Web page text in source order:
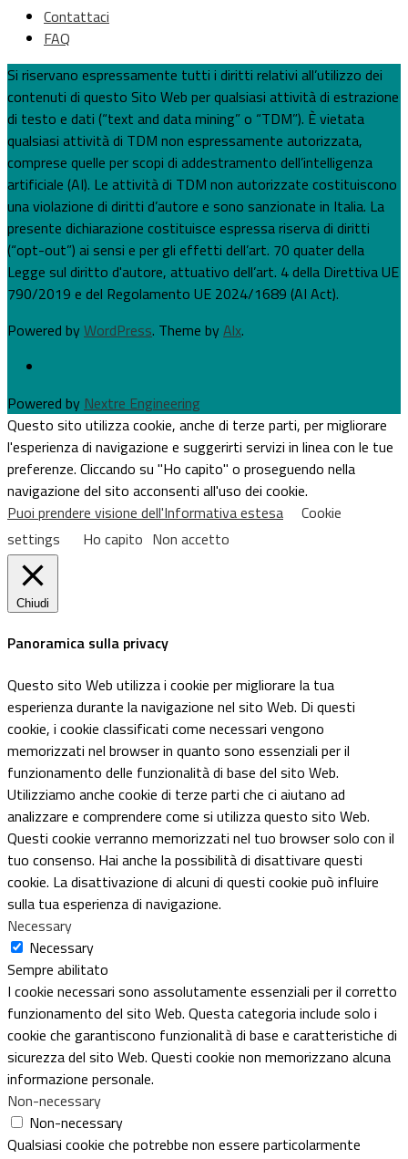
Contattaci
FAQ
Si riservano espressamente tutti i diritti relativi all’utilizzo dei
contenuti di questo Sito Web per qualsiasi attività di estrazione
di testo e dati (“text and data mining” o “TDM”). È vietata
qualsiasi attività di TDM non espressamente autorizzata,
comprese quelle per scopi di addestramento dell’intelligenza
artificiale (AI). Le attività di TDM non autorizzate costituiscono
una violazione di diritti d’autore e sono sanzionate in Italia. La
presente dichiarazione costituisce espressa riserva di diritti
(“opt-out”) ai sensi e per gli effetti dell’art. 70 quater della
Legge sul diritto d'autore, attuativo dell’art. 4 della Direttiva UE
790/2019 e del Regolamento UE 2024/1689 (AI Act).
Powered byWordPress. Theme byAlx.
Powered by Nextre Engineering
Questo sito utilizza cookie, anche di terze parti, per migliorare
l'esperienza di navigazione e suggerirti servizi in linea con le tue
preferenze. Cliccando su "Ho capito" o proseguendo nella
navigazione del sito acconsenti all'uso dei cookie.
Puoi prendere visione dell'Informativa estesa
Cookie
settings
Ho capito Non accetto
Chiudi
Panoramica sulla privacy
Questo sito Web utilizza i cookie per migliorare la tua
esperienza durante la navigazione nel sito Web. Di questi
cookie, i cookie classificati come necessari vengono
memorizzati nel browser in quanto sono essenziali per il
funzionamento delle funzionalità di base del sito Web.
Utilizziamo anche cookie di terze parti che ci aiutano ad
analizzare e comprendere come si utilizza questo sito Web.
Questi cookie verranno memorizzati nel tuo browser solo con il
tuo consenso. Hai anche la possibilità di disattivare questi
cookie. La disattivazione di alcuni di questi cookie può influire
sulla tua esperienza di navigazione.
Necessary
Necessary
Sempre abilitato
I cookie necessari sono assolutamente essenziali per il corretto
funzionamento del sito Web. Questa categoria include solo i
cookie che garantiscono funzionalità di base e caratteristiche di
sicurezza del sito Web. Questi cookie non memorizzano alcuna
informazione personale.
Non-necessary
Non-necessary
Qualsiasi cookie che potrebbe non essere particolarmente